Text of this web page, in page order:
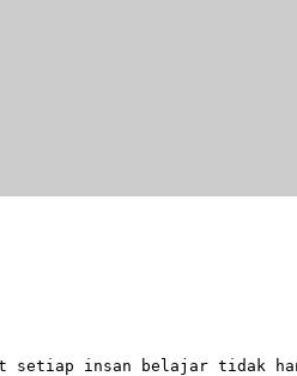
setiap insan belajar tidak